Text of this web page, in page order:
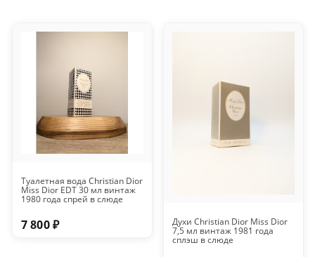
Туалетная вода Christian Dior
Miss Dior EDT 30 мл винтаж
1980 года спрей в слюде
7 800 ₽ Духи Christian Dior Miss Dior
7,5 мл винтаж 1981 года
сплэш в слюде